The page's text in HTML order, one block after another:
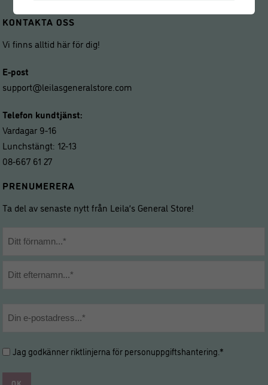
KONTAKTA OSS
Vi finns alltid här för dig!
E-post
support@leilasgeneralstore.com
Telefon kundtjänst:
Vardagar 9-16
Lunchstängt: 12-13
08-667 61 27
PRENUMERERA
Ta del av senaste nytt från Leila’s General Store!
Hantering
personuppgifter
Jag godkänner riktlinjerna förpersonuppgiftshantering .*